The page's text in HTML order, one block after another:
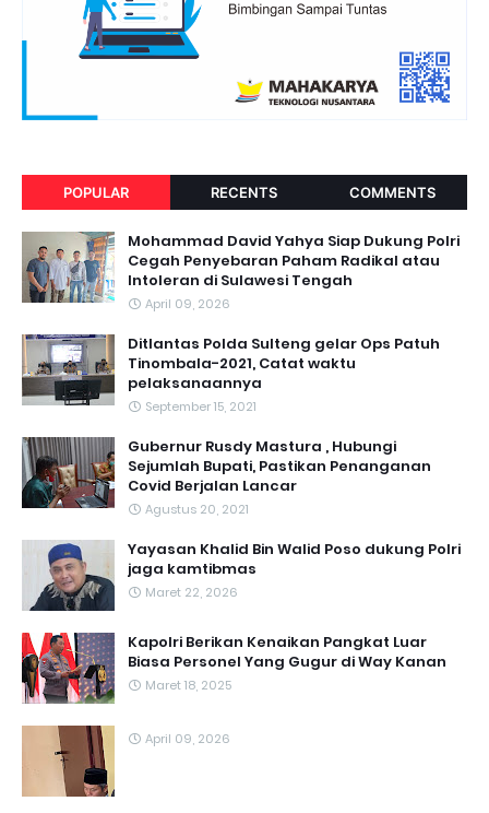
POPULAR RECENTS COMMENTS
Mohammad David Yahya Siap Dukung Polri
Cegah Penyebaran Paham Radikal atau
Intoleran di Sulawesi Tengah
April 09, 2026
Ditlantas Polda Sulteng gelar Ops Patuh
Tinombala-2021, Catat waktu
pelaksanaannya
September 15, 2021
Gubernur Rusdy Mastura , Hubungi
Sejumlah Bupati, Pastikan Penanganan
Covid Berjalan Lancar
Agustus 20, 2021
Yayasan Khalid Bin Walid Poso dukung Polri
jaga kamtibmas
Maret 22, 2026
Kapolri Berikan Kenaikan Pangkat Luar
Biasa Personel Yang Gugur di Way Kanan
Maret 18, 2025
April 09, 2026